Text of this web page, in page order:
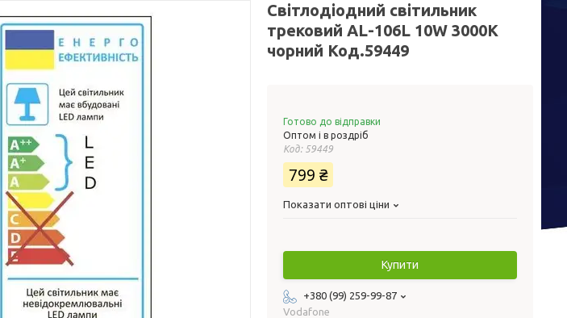
Світлодіодний світильник
трековий AL-106L 10W 3000К
чорний Код.59449
Готово до відправки
Оптом і в роздріб
Код: 59449
799 ₴
Показати оптові ціни
Купити
+380 (99) 259-99-87
Vodafone